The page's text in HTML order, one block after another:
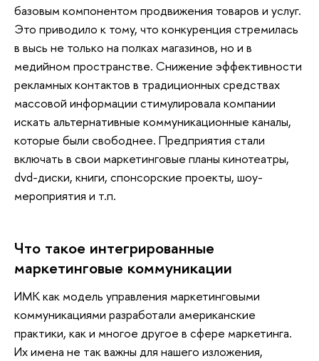
базовым компонентом продвижения товаров и услуг.
Это приводило к тому, что конкуренция стремилась
в высь не только на полках магазинов, но и в
медийном пространстве. Снижение эффективности
рекламных контактов в традиционных средствах
массовой информации стимулировала компании
искать альтернативные коммуникационные каналы,
которые были свободнее. Предприятия стали
включать в свои маркетинговые планы кинотеатры,
dvd-диски, книги, спонсорские проекты, шоу-
мероприятия и т.п.
Что такое интегрированные
маркетинговые коммуникации
ИМК как модель управления маркетинговыми
коммуникациями разработали американские
практики, как и многое другое в сфере маркетинга.
Их имена не так важны для нашего изложения,